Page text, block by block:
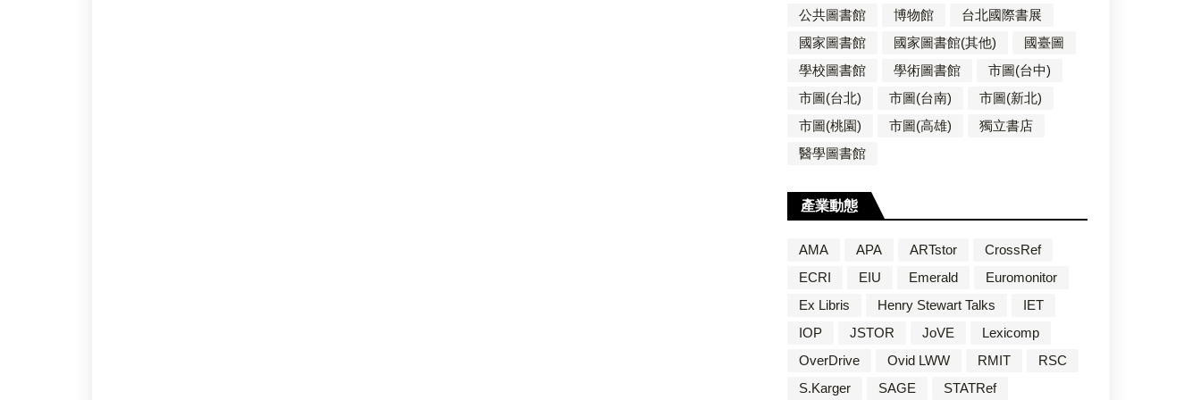
公共圖書館 博物館
台北國際書展
國家圖書館
國家圖書館(其他)
國臺圖
學校圖書館
學術圖書館
市圖(台中)
市圖(台北)
市圖(台南)
市圖(新北)
市圖(桃園)
市圖(高雄)
獨立書店
醫學圖書館
產業動態
AMA APA ARTstor
CrossRef
ECRI
EIU Emerald
Euromonitor
Ex Libris
Henry Stewart Talks
IET
IOP
JSTOR JoVE
Lexicomp
OverDrive
Ovid LWW RMIT
RSC
S.Karger
SAGE STATRef